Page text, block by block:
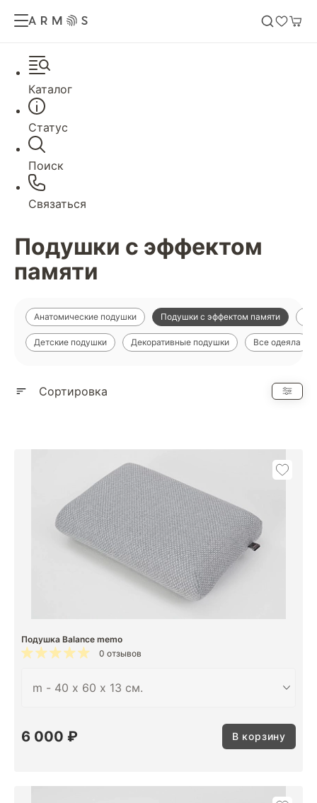
Каталог
Статус
Поиск
Связаться
Подушки с эффектом
памяти
Анатомические подушки Подушки с эффектом памяти
Детские подушки Декоративные подушки Все одеяла
Сортировка
Подушка Balance memo
0 отзывов
6 000 ₽ В корзину